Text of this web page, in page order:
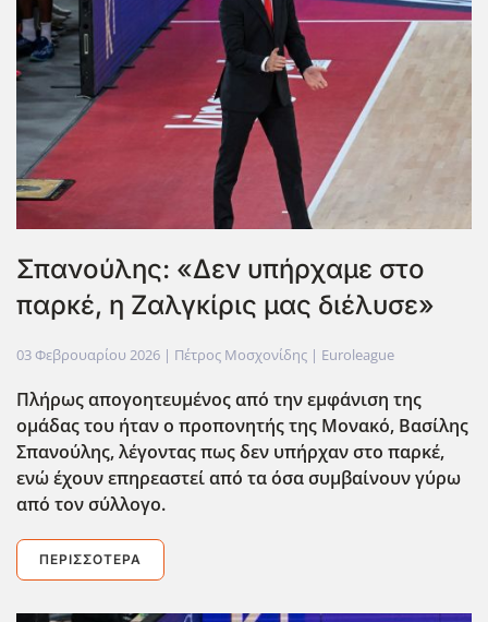
Σπανούλης: «Δεν υπήρχαμε στο
παρκέ, η Ζαλγκίρις μας διέλυσε»
03 Φεβρουαρίου 2026 | Πέτρος Μοσχονίδης | Euroleague
Πλήρως απογοητευμένος από την εμφάνιση της
ομάδας του ήταν ο προπονητής της Μονακό, Βασίλης
Σπανούλης, λέγοντας πως δεν υπήρχαν στο παρκέ,
ενώ έχουν επηρεαστεί από τα όσα συμβαίνουν γύρω
από τον σύλλογο.
ΠΕΡΙΣΣΌΤΕΡΑ